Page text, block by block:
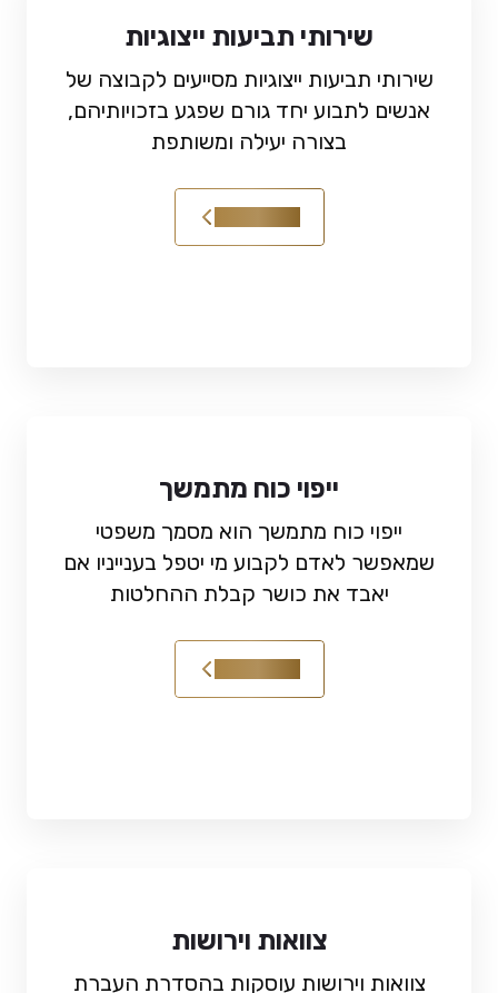
שירותי תביעות ייצוגיות
שירותי תביעות ייצוגיות מסייעים לקבוצה של
אנשים לתבוע יחד גורם שפגע בזכויותיהם,
בצורה יעילה ומשותפת
ייפוי כוח מתמשך
ייפוי כוח מתמשך הוא מסמך משפטי
שמאפשר לאדם לקבוע מי יטפל בענייניו אם
יאבד את כושר קבלת ההחלטות
צוואות וירושות
צוואות וירושות עוסקות בהסדרת העברת